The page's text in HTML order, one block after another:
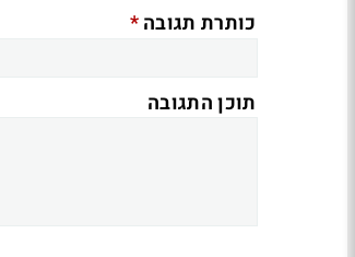
כותרת תגובה*
תוכן התגובה